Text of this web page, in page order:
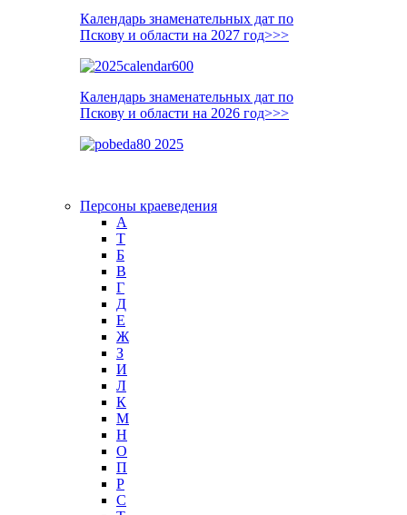
Календарь знаменательных дат по
Пскову и области на 2027 год>>>
Календарь знаменательных дат по
Пскову и области на 2026 год>>>
Персоны краеведения
А
T
Б
В
Г
Д
Е
Ж
З
И
Л
К
М
Н
О
П
Р
С